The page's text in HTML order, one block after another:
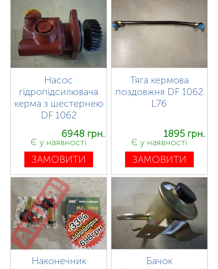
Насос
гідропідсилювача
керма з шестернею
DF 1062
6948 грн.
Є у наявності
ЗАМОВИТИ
Тяга кермова
поздовжня DF 1062
L76
1895 грн.
Є у наявності
ЗАМОВИТИ
Наконечник
Бачок